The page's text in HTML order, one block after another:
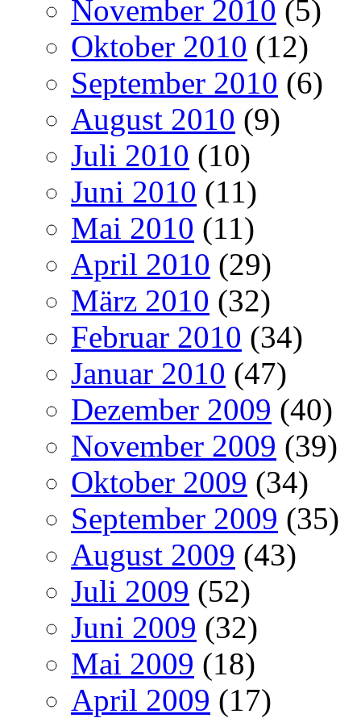
November 2010 (5)
Oktober 2010 (12)
September 2010 (6)
August 2010 (9)
Juli 2010 (10)
Juni 2010 (11)
Mai 2010 (11)
April 2010 (29)
März 2010 (32)
Februar 2010 (34)
Januar 2010 (47)
Dezember 2009 (40)
November 2009 (39)
Oktober 2009 (34)
September 2009 (35)
August 2009 (43)
Juli 2009 (52)
Juni 2009 (32)
Mai 2009 (18)
April 2009 (17)